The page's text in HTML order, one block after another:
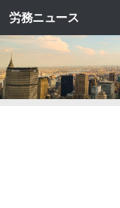
コンテンツへスキップ
労務ニュース